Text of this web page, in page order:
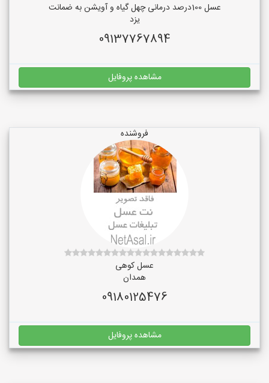
عسل 100درصد درمانی چهل گیاه و آویشن به ضمانت
یزد
09137767894
مشاهده پروفایل
فروشنده
عسل کوهی
همدان
09180125476
مشاهده پروفایل